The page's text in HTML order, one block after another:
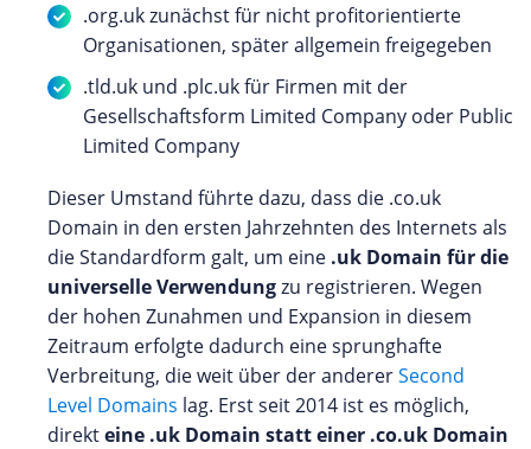
.org.uk zunächst für nicht profitorientierte
Organisationen, später allgemein freigegeben
.tld.uk und .plc.uk für Firmen mit der
Gesellschaftsform Limited Company oder Public
Limited Company
Dieser Umstand führte dazu, dass die .co.uk
Domain in den ersten Jahrzehnten des Internets als
die Standardform galt, um eine .uk Domain für die
universelle Verwendungzu registrieren. Wegen
der hohen Zunahmen und Expansion in diesem
Zeitraum erfolgte dadurch eine sprunghafte
Verbreitung, die weit über der andererSecond
Level Domains lag. Erst seit 2014 ist es möglich,
direkteine .uk Domain statt einer .co.uk Domain